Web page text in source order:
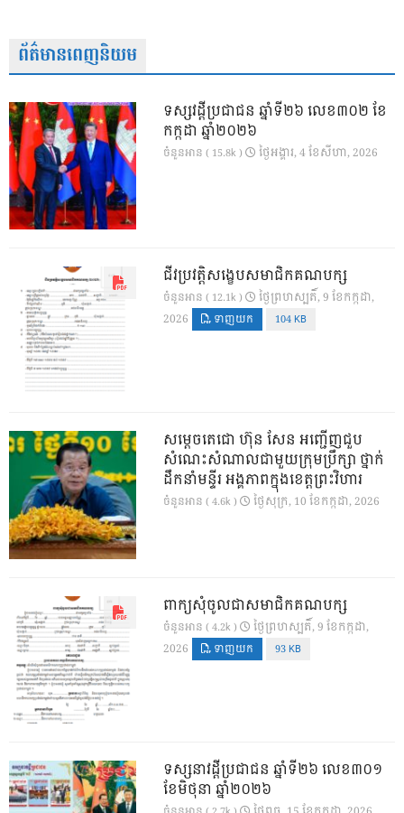
ព័ត៌មានពេញនិយម
ទស្សវដ្តីប្រជាជន ឆ្នាំទី២៦ លេខ៣០២ ខែ
កក្កដា ឆ្នាំ២០២៦
ចំនួនអាន ( 15.8k ) ថ្ងៃ​អង្គារ, 4 ខែ​សីហា, 2026
ជីវប្រវត្តិសង្ខេបសមាជិកគណបក្ស
ចំនួនអាន ( 12.1k )
ថ្ងៃ​ព្រហស្បតិ៍, 9 ខែ​កក្កដា,
2026
ទាញយក 104 KB
សម្តេចតេជោ ហ៊ុន សែន អញ្ជើញជួប
សំណេះសំណាលជាមួយក្រុមប្រឹក្សា ថ្នាក់
ដឹកនាំមន្ទីរ អង្គភាពក្នុងខេត្តព្រះវិហារ
ចំនួនអាន ( 4.6k ) ថ្ងៃ​សុក្រ, 10 ខែ​កក្កដា, 2026
ពាក្យសុំចូលជាសមាជិកគណបក្ស
ចំនួនអាន ( 4.2k )
ថ្ងៃ​ព្រហស្បតិ៍, 9 ខែ​កក្កដា,
2026
ទាញយក 93 KB
ទស្សនាវដ្ដីប្រជាជន ឆ្នាំទី២៦ លេខ៣០១
ខែមិថុនា ឆ្នាំ២០២៦